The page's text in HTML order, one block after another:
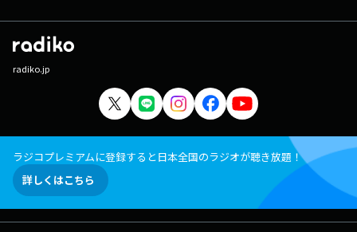
radiko.jp
ラジコプレミアムに登録すると日本全国のラジオが聴き放題！
詳しくはこちら